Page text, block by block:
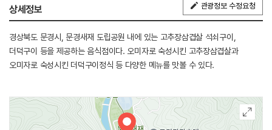
상세정보 관광정보 수정요청
경상북도 문경시, 문경새재 도립공원 내에 있는 고추장삼겹살 석쇠구이,
더덕구이 등을 제공하는 음식점이다. 오미자로 숙성시킨 고추장삼겹살과
오미자로 숙성시킨 더덕구이정식 등 다양한 메뉴를 맛볼 수 있다.